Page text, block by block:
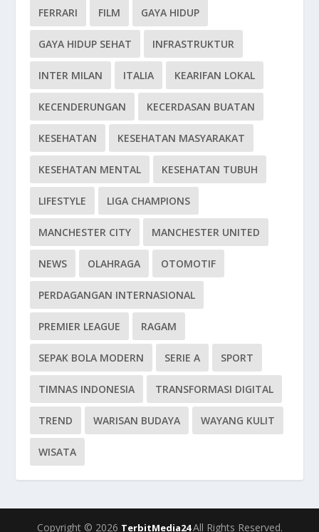
FERRARI FILM GAYA HIDUP
GAYA HIDUP SEHAT INFRASTRUKTUR
INTER MILAN ITALIA KEARIFAN LOKAL
KECENDERUNGAN KECERDASAN BUATAN
KESEHATAN KESEHATAN MASYARAKAT
KESEHATAN MENTAL KESEHATAN TUBUH
LIFESTYLE LIGA CHAMPIONS
MANCHESTER CITY MANCHESTER UNITED
NEWS OLAHRAGA OTOMOTIF
PERDAGANGAN INTERNASIONAL
PREMIER LEAGUE RAGAM
SEPAK BOLA MODERN SERIE A SPORT
TIMNAS INDONESIA TRANSFORMASI DIGITAL
TREND WARISAN BUDAYA WAYANG KULIT
WISATA
Copyright © 2026 TerbitMedia24All Rights Reserved.